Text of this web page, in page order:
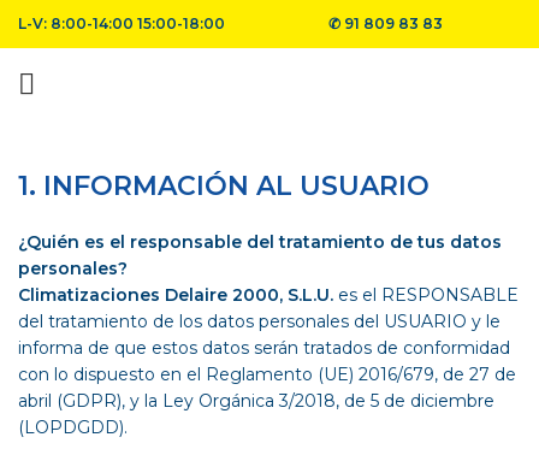
L-V: 8:00-14:00 15:00-18:00 ✆91 809 83 83
1. INFORMACIÓN AL USUARIO
¿Quién es el responsable del tratamiento de tus datos
personales?
Climatizaciones Delaire 2000, S.L.U. es el RESPONSABLE
del tratamiento de los datos personales del USUARIO y le
informa de que estos datos serán tratados de conformidad
con lo dispuesto en el Reglamento (UE) 2016/679, de 27 de
abril (GDPR), y la Ley Orgánica 3/2018, de 5 de diciembre
(LOPDGDD).